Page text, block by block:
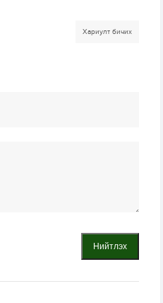
Хариулт бичих
Нийтлэх